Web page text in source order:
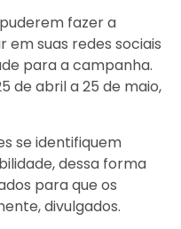
fazer a
suas redes sociais
para a campanha.
de abril a 25 de maio,
se identifiquem
dessa forma
para que os
divulgados.